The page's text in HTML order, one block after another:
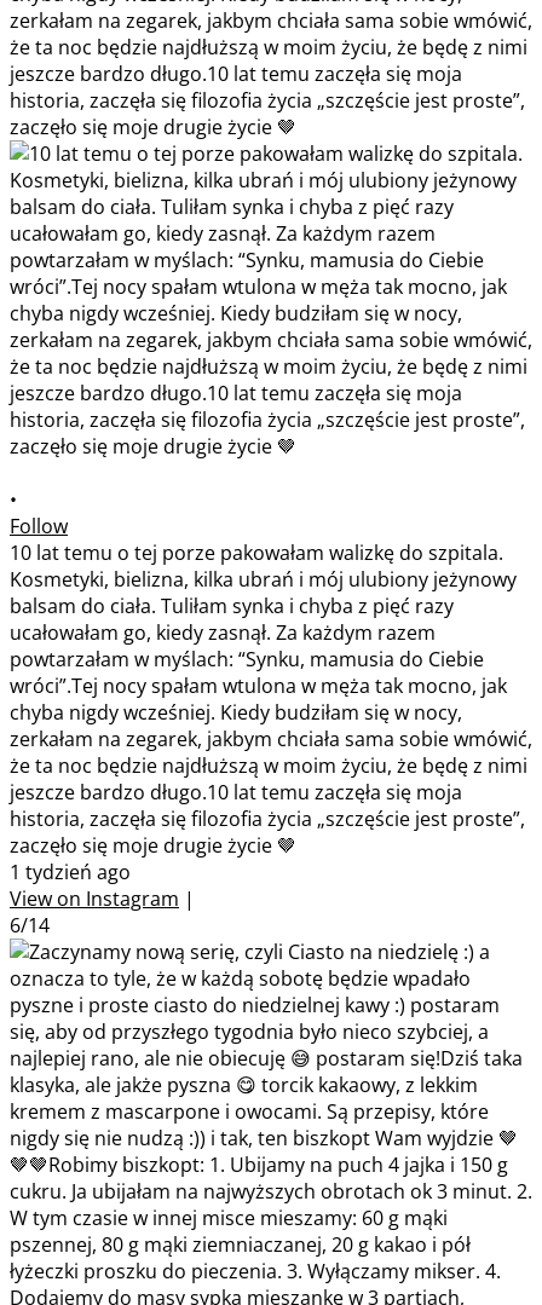
•
Follow
10 lat temu o tej porze pakowałam walizkę do szpitala.
Kosmetyki, bielizna, kilka ubrań i mój ulubiony jeżynowy
balsam do ciała. Tuliłam synka i chyba z pięć razy
ucałowałam go, kiedy zasnął. Za każdym razem
powtarzałam w myślach: “Synku, mamusia do Ciebie
wróci”.Tej nocy spałam wtulona w męża tak mocno, jak
chyba nigdy wcześniej. Kiedy budziłam się w nocy,
zerkałam na zegarek, jakbym chciała sama sobie wmówić,
że ta noc będzie najdłuższą w moim życiu, że będę z nimi
jeszcze bardzo długo.10 lat temu zaczęła się moja
historia, zaczęła się filozofia życia „szczęście jest proste”,
zaczęło się moje drugie życie 🤎
1 tydzień ago
View on Instagram |
6/14